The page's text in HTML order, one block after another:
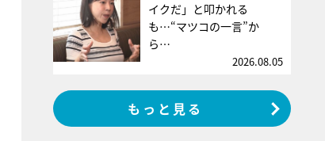
イクだ」と叩かれる
も…“マツコの一言”か
ら…
2026.08.05
もっと見る